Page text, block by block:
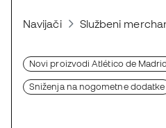
Navijači Službeni
Novi proizvodi Atlético de Madrid
Sniženja na nogometne dodatke